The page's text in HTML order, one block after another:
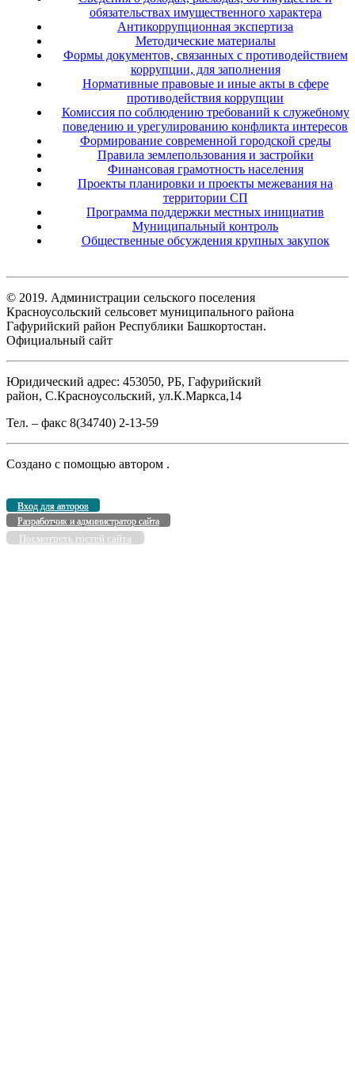
обязательствах имущественного характера
Антикоррупционная экспертиза
Методические материалы
Формы документов, связанных с противодействием
коррупции, для заполнения
Нормативные правовые и иные акты в сфере
противодействия коррупции
Комиссия по соблюдению требований к служебному
поведению и урегулированию конфликта интересов
Формирование современной городской среды
Правила землепользования и застройки
Финансовая грамотность населения
Проекты планировки и проекты межевания на
территории СП
Программа поддержки местных инициатив
Муниципальный контроль
Общественные обсуждения крупных закупок
© 2019. Администрации сельского поселения
Красноусольский сельсовет муниципального района
Гафурийский район Республики Башкортостан.
Официальный сайт
Юридический адрес: 453050, РБ, Гафурийский
район, С.Красноусольский, ул.К.Маркса,14
Тел. – факс 8(34740) 2-13-59
Создано с помощью автором .
Вход для авторов
Разработчик и администратор сайта
Посмотреть гостей сайта